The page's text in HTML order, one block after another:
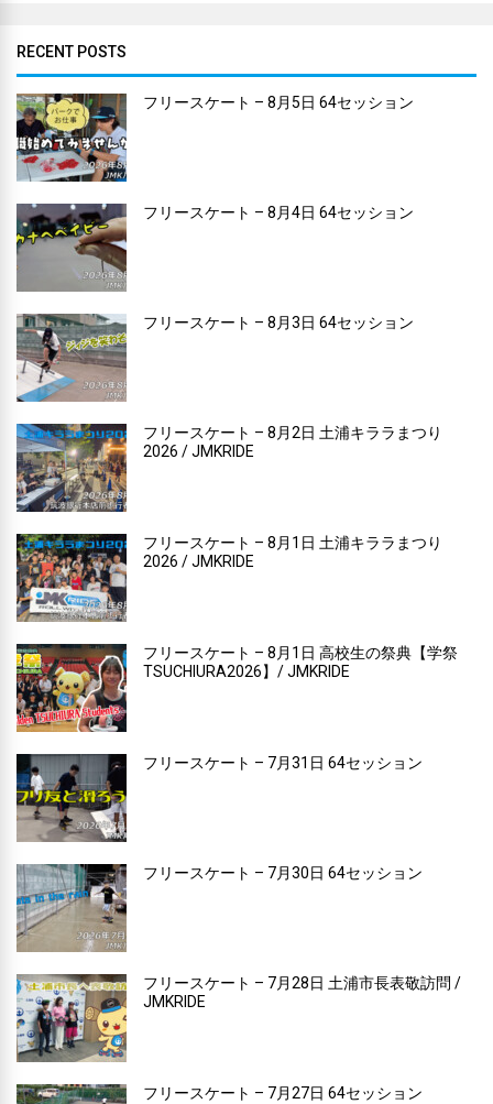
RECENT POSTS
フリースケート – 8月5日 64セッション
フリースケート – 8月4日 64セッション
フリースケート – 8月3日 64セッション
フリースケート – 8月2日 土浦キララまつり
2026 / JMKRIDE
フリースケート – 8月1日 土浦キララまつり
2026 / JMKRIDE
フリースケート – 8月1日 高校生の祭典【学祭
TSUCHIURA2026】/ JMKRIDE
フリースケート – 7月31日 64セッション
フリースケート – 7月30日 64セッション
フリースケート – 7月28日 土浦市長表敬訪問 /
JMKRIDE
フリースケート – 7月27日 64セッション